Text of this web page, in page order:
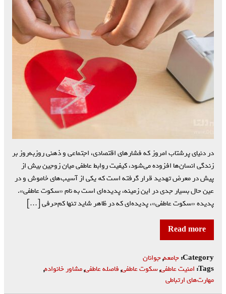
در دنیای پرشتاب امروز که فشارهای اقتصادی، اجتماعی و ذهنی روزبه‌روز بر
زندگی انسان‌ها افزوده می‌شود، کیفیت روابط عاطفی میان زوجین بیش از
پیش در معرض تهدید قرار گرفته است کە یکی از آسیب‌های خاموش و در
عین حال بسیار جدی در این زمینه، پدیده‌ای است به نام «سکوت عاطفی».
پدیده‌ «سکوت عاطفی»، پدیده‌ای که در ظاهر شاید تنها کم‌حرفی […]
Read more
Category: جامعه,جوانان
Tags: امنیت عاطفی,سکوت عاطفی,فاصله‌ عاطفی,مشاور خانواده,
مهارت‌های ارتباطی